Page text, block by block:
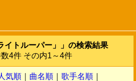
イトルーパー」」の検索結果
4件 その内1～4件
気順 曲名順 歌手名順